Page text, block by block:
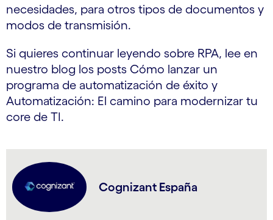
necesidades, para otros tipos de documentos y
modos de transmisión.
Si quieres continuar leyendo sobre RPA, lee en
nuestro blog los posts Cómo lanzar un
programa de automatización de éxito y
Automatización: El camino para modernizar tu
core de TI.
Cognizant España